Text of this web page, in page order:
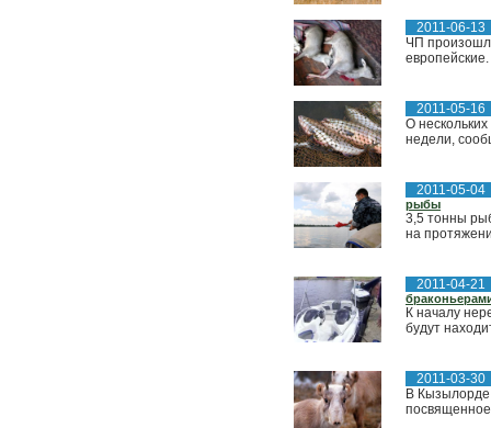
2011-06-13
ЧП
2011-05-16
О
недели,
2011-05-04
рыбы
3,5 тонны
на
2011-04-21
К началу
будут
2011-03-30
В Кызылорде